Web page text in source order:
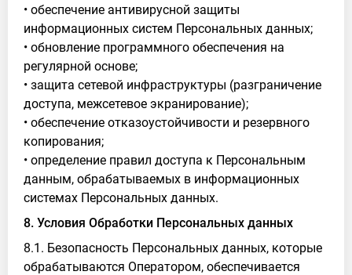
• обеспечение антивирусной защиты
информационных систем Персональных данных;
• обновление программного обеспечения на
регулярной основе;
• защита сетевой инфраструктуры (разграничение
доступа, межсетевое экранирование);
• обеспечение отказоустойчивости и резервного
копирования;
• определение правил доступа к Персональным
данным, обрабатываемых в информационных
системах Персональных данных.
8. Условия Обработки Персональных данных
8.1. Безопасность Персональных данных, которые
обрабатываются Оператором, обеспечивается